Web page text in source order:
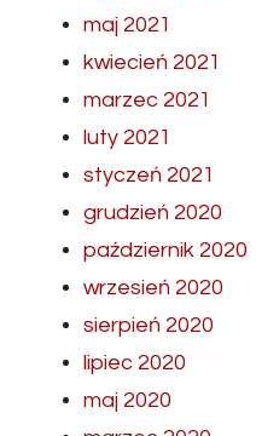
maj 2021
kwiecień 2021
marzec 2021
luty 2021
styczeń 2021
grudzień 2020
październik 2020
wrzesień 2020
sierpień 2020
lipiec 2020
maj 2020